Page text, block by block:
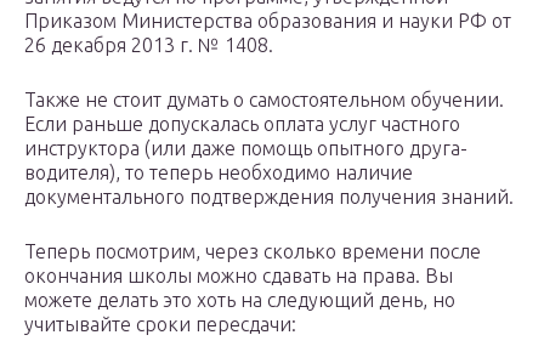
Приказом Министерства образования и науки РФ от
26 декабря 2013 г. № 1408.
Также не стоит думать о самостоятельном обучении.
Если раньше допускалась оплата услуг частного
инструктора (или даже помощь опытного друга-
водителя), то теперь необходимо наличие
документального подтверждения получения знаний.
Теперь посмотрим, через сколько времени после
окончания школы можно сдавать на права. Вы
можете делать это хоть на следующий день, но
учитывайте сроки пересдачи: